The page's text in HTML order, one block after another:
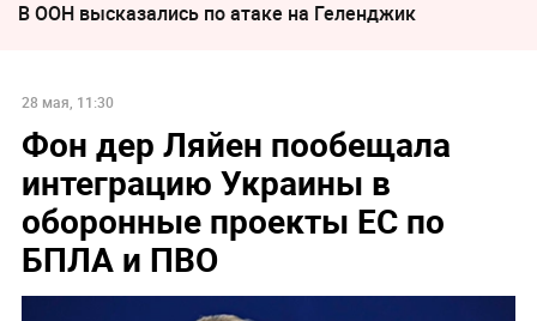
В ООН высказались по атаке на Геленджик
28 мая, 11:30
Фон дер Ляйен пообещала
интеграцию Украины в
оборонные проекты ЕС по
БПЛА и ПВО